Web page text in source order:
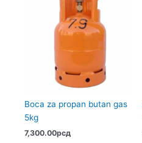
Boca za propan butan gas
5kg
7,300.00рсд